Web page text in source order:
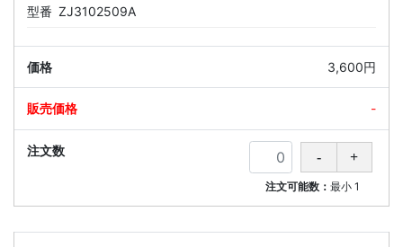
型番 ZJ3102509A
3,600円
-
注文可能数：最小 1